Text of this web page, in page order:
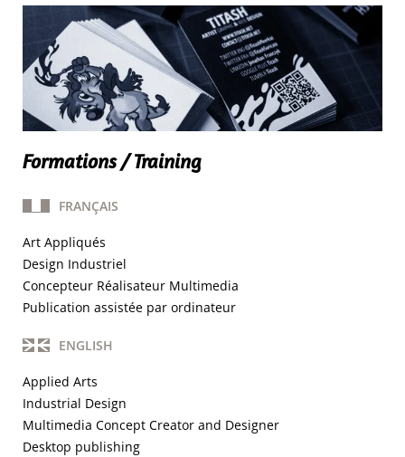
Formations / Training
FRANÇAIS
Art Appliqués
Design Industriel
Concepteur Réalisateur Multimedia
Publication assistée par ordinateur
ENGLISH
Applied Arts
Industrial Design
Multimedia Concept Creator and Designer
Desktop publishing